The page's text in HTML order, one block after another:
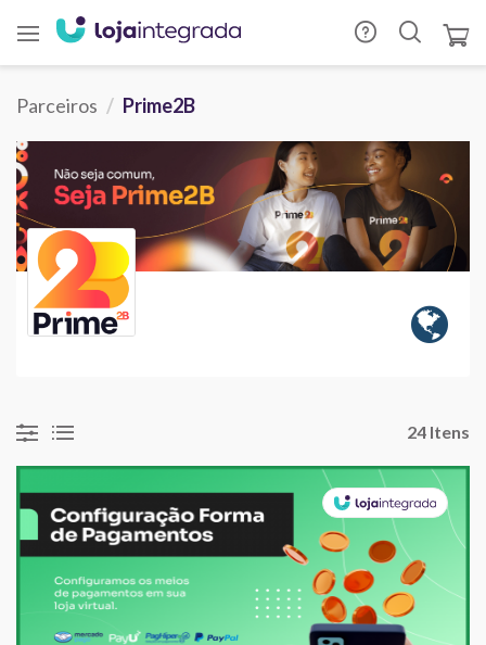
Parceiros Prime2B
24 Itens